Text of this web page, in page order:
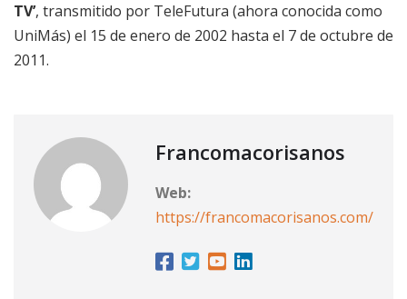
TV’, transmitido por TeleFutura (ahora conocida como
UniMás) el 15 de enero de 2002 hasta el 7 de octubre de
2011.
Francomacorisanos
Web:
https://francomacorisanos.com/